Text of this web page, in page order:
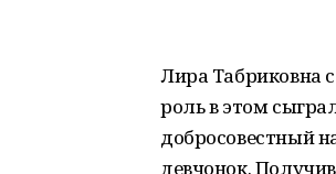
Лира Табриковна
роль в этом
добросовестный
девчонок.